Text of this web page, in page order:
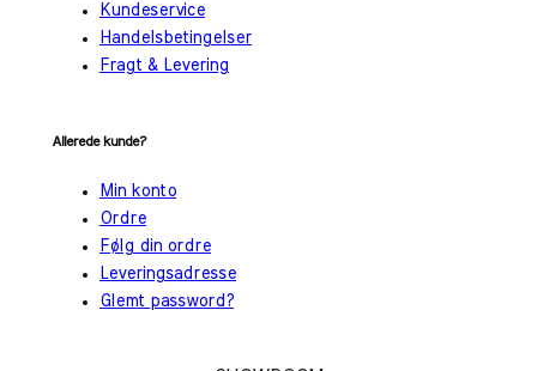
Kundeservice
Handelsbetingelser
Fragt & Levering
Allerede kunde?
Min konto
Ordre
Følg din ordre
Leveringsadresse
Glemt password?